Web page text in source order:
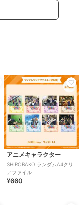
アニメキャラクター
SHIROBAKO ランダムA4クリ
アファイル
¥660